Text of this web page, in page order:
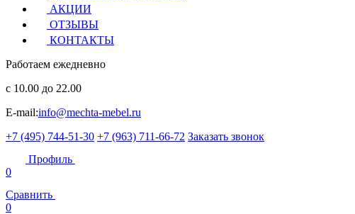
АКЦИИ
ОТЗЫВЫ
КОНТАКТЫ
Работаем ежедневно
с 10.00 до 22.00
E-mail:info@mechta-mebel.ru
+7 (495) 744-51-30 +7 (963) 711-66-72 Заказать звонок
Профиль
0
Сравнить
0